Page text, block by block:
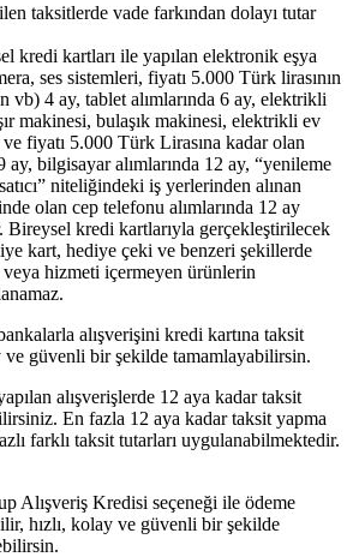
taksitlerde vade farkından dolayı tutar
kredi kartları ile yapılan elektronik eşya
ses sistemleri, fiyatı 5.000 Türk lirasının
vb) 4 ay, tablet alımlarında 6 ay, elektrikli
makinesi, bulaşık makinesi, elektrikli ev
fiyatı 5.000 Türk Lirasına kadar olan
ay, bilgisayar alımlarında 12 ay, “yenileme
niteliğindeki iş yerlerinden alınan
olan cep telefonu alımlarında 12 ay
Bireysel kredi kartlarıyla gerçekleştirilecek
kart, hediye çeki ve benzeri şekillerde
hizmeti içermeyen ürünlerin
alışverişini kredi kartına taksit
ve güvenli bir şekilde tamamlayabilirsin.
alışverişlerde 12 aya kadar taksit
En fazla 12 aya kadar taksit yapma
farklı taksit tutarları uygulanabilmektedir.
Alışveriş Kredisi seçeneği ile ödeme
hızlı, kolay ve güvenli bir şekilde